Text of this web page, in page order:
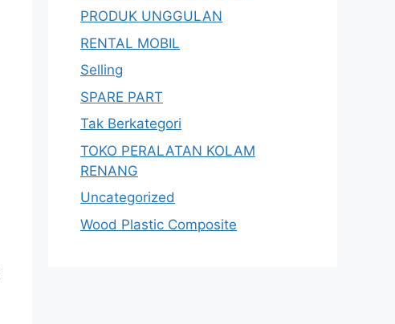
PRODUK UNGGULAN
RENTAL MOBIL
Selling
SPARE PART
Tak Berkategori
TOKO PERALATAN KOLAM
RENANG
Uncategorized
Wood Plastic Composite